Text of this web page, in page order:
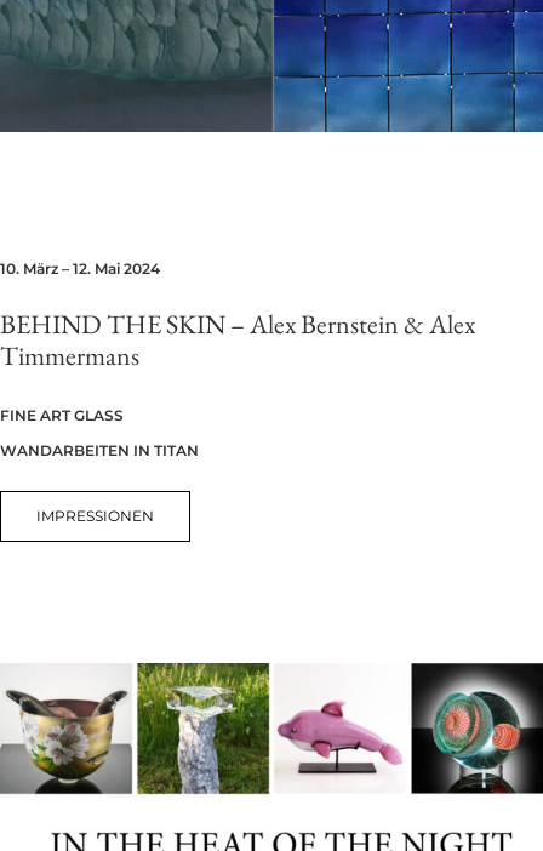
10. März – 12. Mai 2024
BEHIND THE SKIN – Alex Bernstein & Alex
Timmermans
FINE ART GLASS
WANDARBEITEN IN TITAN
IMPRESSIONEN